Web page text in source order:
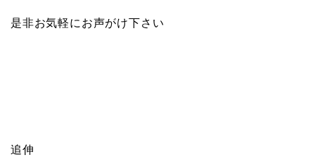
是非お気軽にお声がけ下さい
追伸